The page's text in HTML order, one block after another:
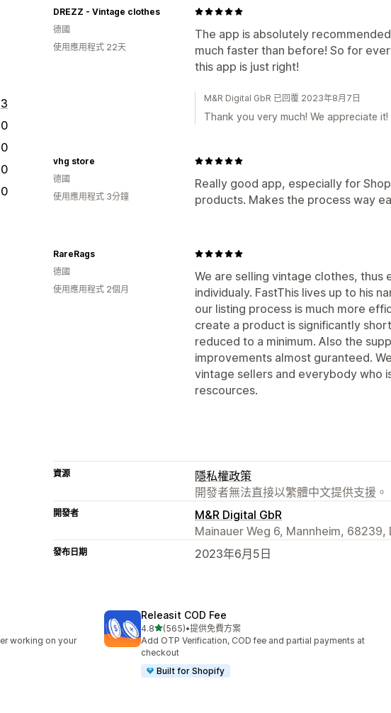
3
0
0
0
0
The app is absolutely
much faster than before! So for
this app is just right!
DREZZ - Vintage clothes
德國
使用應用程式 22天
M&R Digital GbR 已回覆 2023年8月7日
Thank you very much! We appreciate it!
Really good app, especially for
products. Makes the process way
vhg store
德國
使用應用程式 3分鐘
We are selling vintage clothes,
individualy. FastThis lives up to his
our listing process is much more
create a product is significantly
reduced to a minimum. Also the
improvements almost guranteed.
vintage sellers and everybody who
rescources.
RareRags
德國
使用應用程式 2個月
資源
隱私權政策
開發者無法直接以繁體中文提供支援。
開發者
M&R Digital GbR
Mainauer Weg 6, Mannheim, 68239,
發布日期 2023年6月5日
working on your
Releasit COD Fee
4.8滿分 5 顆星
(565)
共有 565 則評價
•提供免費方案
Add OTP Verification, COD fee and partial payments at
checkout
Built for Shopify